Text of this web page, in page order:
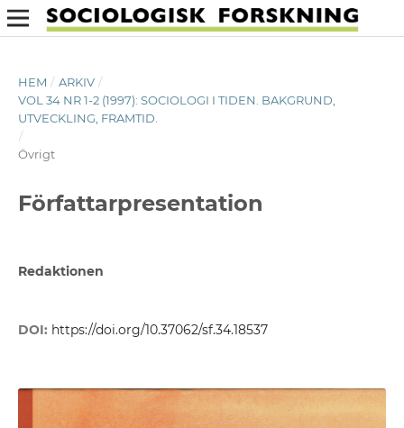
HEM / ARKIV /
VOL 34 NR 1-2 (1997): SOCIOLOGI I TIDEN. BAKGRUND,
UTVECKLING, FRAMTID.
/
Övrigt
Författarpresentation
Redaktionen
DOI: https://doi.org/10.37062/sf.34.18537